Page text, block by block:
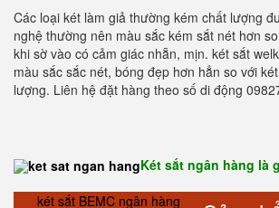
Các loại két làm giả thường kém chất lượng
nghệ thường nên màu sắc kém sắt nét hơn
khi sờ vào có cảm giác nhẵn, mịn. két sắt
màu sắc sắc nét, bóng đẹp hơn hẳn so với
lượng. Liên hệ đặt hàng theo số di động
Két sắt ngân hàng là
két sắt BEMC ngân hàng